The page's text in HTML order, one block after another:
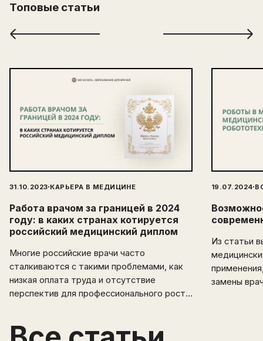
Топовые статьи
31.10.2023·КАРЬЕРА В МЕДИЦИНЕ
Работа врачом за границей в 2024
году: в каких странах котируется
российский медицинский диплом
Многие российские врачи часто
сталкиваются с такими проблемами, как
низкая оплата труда и отсутствие
перспектив для профессионального роста.
горизонты и возможности. В этой статье
19.07.2024·
Из статьи
замены